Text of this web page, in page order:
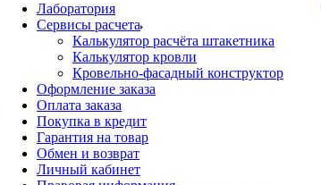
Лаборатория
Сервисы расчета
Калькулятор расчёта штакетника
Калькулятор кровли
Кровельно-фасадный конструктор
Оформление заказа
Оплата заказа
Покупка в кредит
Гарантия на товар
Обмен и возврат
Личный кабинет